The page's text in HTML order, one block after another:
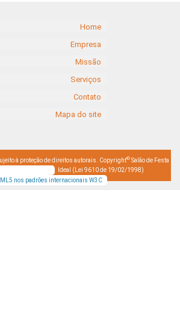
Home
Empresa
Missão
Serviços
Contato
Mapa do site
à proteção de direitos autorais. Copyright© Salão de Festa
Ideal (Lei 9610 de 19/02/1998)